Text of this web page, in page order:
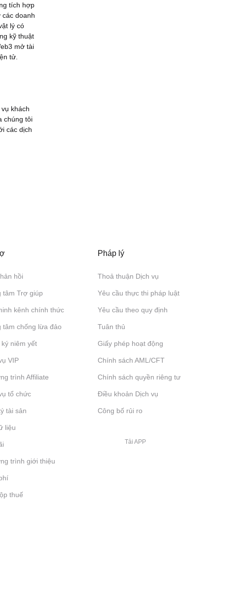
tích hợp
các doanh
lý có
kỹ thuật
mở tài
tử.
khách
chúng tôi
các dịch
hồi
tâm Trợ giúp
kênh chính thức
tâm chống lừa đảo
niêm yết
VIP
trình Affiliate
tổ chức
tài sản
liệu
trình giới thiệu
thuế
Pháp lý
Thoả thuận Dịch vụ
Yêu cầu thực thi pháp luật
Yêu cầu theo quy định
Tuân thủ
Giấy phép hoạt động
Chính sách AML/CFT
Chính sách quyền riêng tư
Điều khoản Dịch vụ
Công bố rủi ro
Tải APP